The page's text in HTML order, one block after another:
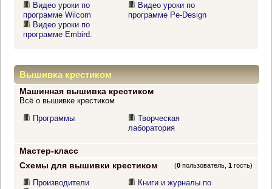
Видео уроки по
программе Wilcom
Видео уроки по
программе Embird.
Видео уроки по
программе Pe-Design
Вышивка крестиком
Машинная вышивка крестиком
Всё о вышивке крестиком
Программы
Творческая
лаборатория
Мастер-класс
Схемы для вышивки крестиком
(0 пользователь,1 гость)
Производители
Книги и журналы по